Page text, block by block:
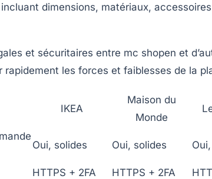
dimensions, matériaux,
et sécuritaires entre mc shopen et
les forces et faiblesses de la
IKEA
Maison du
Monde
Oui, solides Oui, solides
HTTPS + 2FA
HTTPS + 2FA